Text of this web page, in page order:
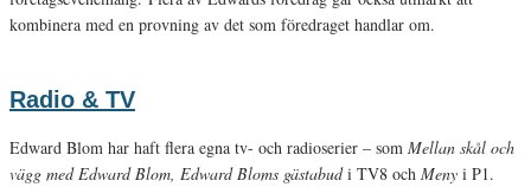
kombinera med en provning av det som föredraget handlar om.
Radio & TV
Edward Blom har haft flera egna tv- och radioserier – som Mellan skål och
vägg med Edward Blom, Edward Bloms gästabudi TV8 och Meny i P1.